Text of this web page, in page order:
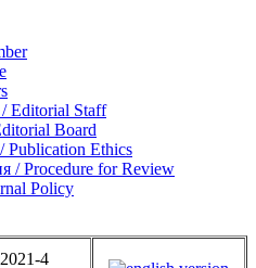
Editorial Staff
Board
Publication Ethics
/ Procedure for Review
Policy